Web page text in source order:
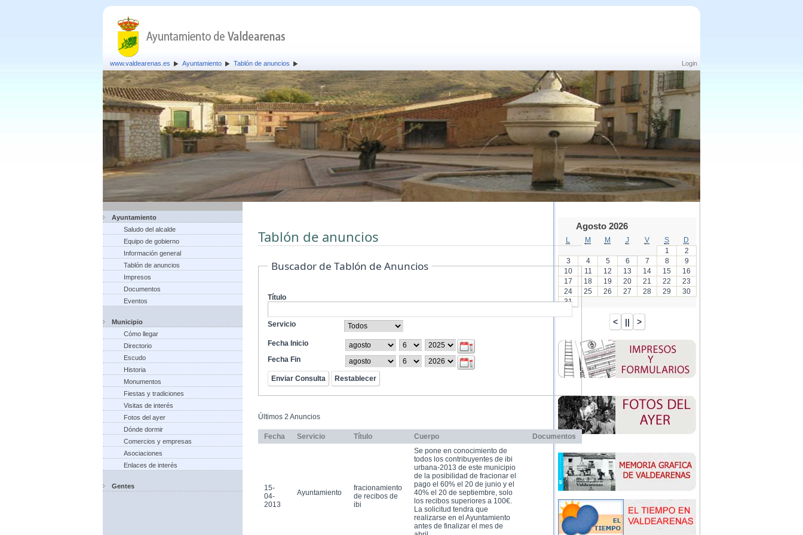
Login
www.valdearenas.es Ayuntamiento Tablón de anuncios
Ayuntamiento
Saludo del alcalde
Equipo de gobierno
Información general
Tablón de anuncios
Impresos
Documentos
Eventos
Municipio
Cómo llegar
Directorio
Escudo
Historia
Monumentos
Fiestas y tradiciones
Visitas de interés
Fotos del ayer
Dónde dormir
Comercios y empresas
Asociaciones
Enlaces de interés
Gentes
Tablón de anuncios
Buscador de Tablón de Anuncios
Título
Servicio
Fecha Inicio
Fecha Fin
Últimos 2 Anuncios
Fecha Servicio Título Cuerpo Documentos
15-
04-
2013
Ayuntamiento
fracionamiento
de recibos de
ibi
Se pone en conocimiento de
todos los contribuyentes de ibi
urbana-2013 de este municipio
de la posibilidad de fracionar el
pago el 60% el 20 de junio y el
40% el 20 de septiembre, solo
los recibos superiores a 100€.
La solicitud tendra que
realizarse en el Ayuntamiento
antes de finalizar el mes de
Agosto 2026
M M J V S
D
1
2
3
4 5 6 7 8
9
10
11 12 13 14 15
16
17
18 19 20 21 22
23
24
25 26 27 28 29
30
31